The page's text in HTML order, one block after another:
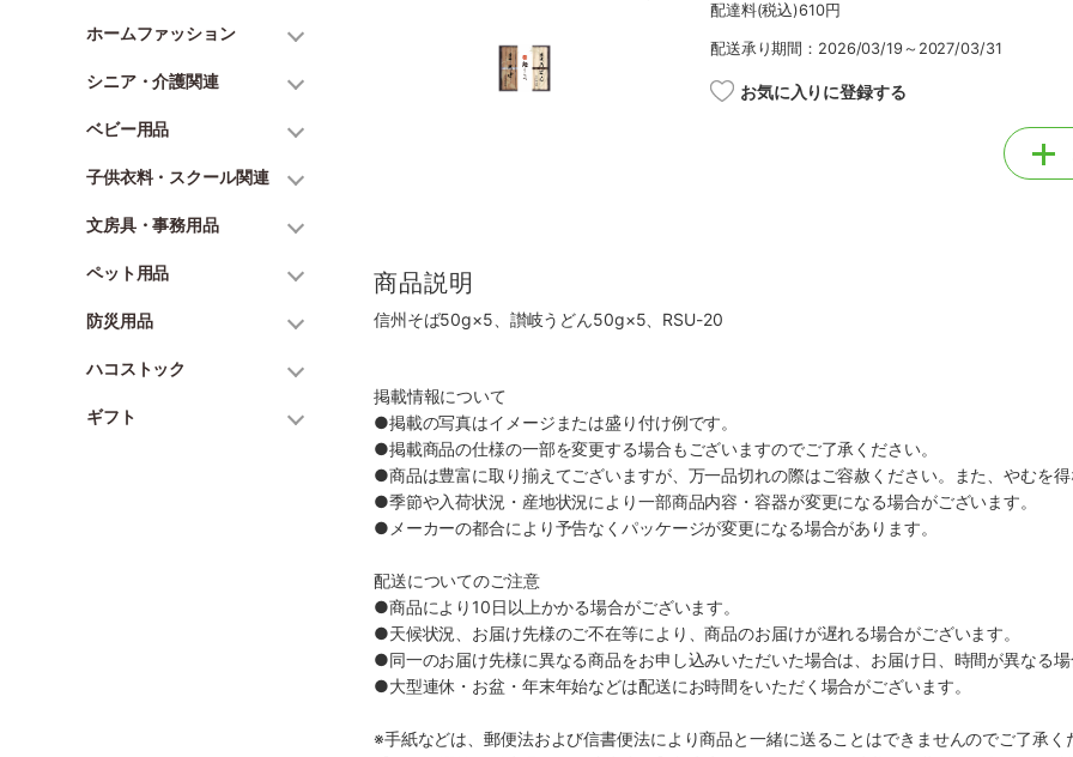
ホームファッション
シニア・介護関連
ベビー用品
子供衣料・スクール関連
文房具・事務用品
ペット用品
防災用品
ハコストック
ギフト
配達料(税込)610円
配送承り期間：2026/03/19～2027/03/31
お気に入りに登録する
商品説明
信州そば50g×5、讃岐うどん50g×5、RSU-20
掲載情報について
●掲載の写真はイメージまたは盛り付け例です。
●掲載商品の仕様の一部を変更する場合もございますのでご了承ください。
●商品は豊富に取り揃えてございますが、万一品切れの際はご容赦ください。また、やむを
●季節や入荷状況・産地状況により一部商品内容・容器が変更になる場合がございます。
●メーカーの都合により予告なくパッケージが変更になる場合があります。
配送についてのご注意
●商品により10日以上かかる場合がございます。
●天候状況、お届け先様のご不在等により、商品のお届けが遅れる場合がございます。
●同一のお届け先様に異なる商品をお申し込みいただいた場合は、お届け日、時間が異なる場
●大型連休・お盆・年末年始などは配送にお時間をいただく場合がございます。
※手紙などは、郵便法および信書便法により商品と一緒に送ることはできませんのでご了承く